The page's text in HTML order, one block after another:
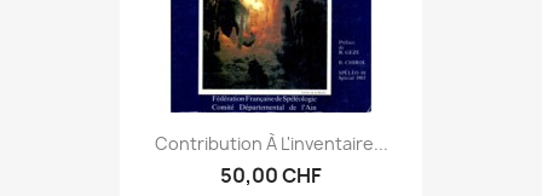
Contribution À L'inventaire...
50,00 CHF